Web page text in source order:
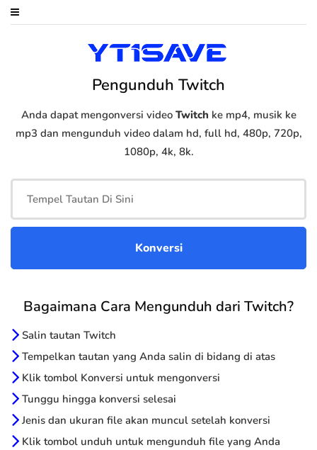
Pengunduh Twitch
Anda dapat mengonversi video Twitch ke mp4, musik ke
mp3 dan mengunduh video dalam hd, full hd, 480p, 720p,
1080p, 4k, 8k.
Bagaimana Cara Mengunduh dari Twitch?
Salin tautan Twitch
Tempelkan tautan yang Anda salin di bidang di atas
Klik tombol Konversi untuk mengonversi
Tunggu hingga konversi selesai
Jenis dan ukuran file akan muncul setelah konversi
Klik tombol unduh untuk mengunduh file yang Anda